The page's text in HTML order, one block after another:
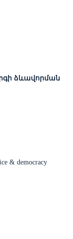
ձևավորման
& democracy